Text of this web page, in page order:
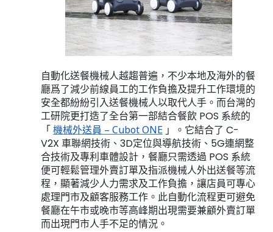
自動化送餐機械人越趨普遍，不少本地及海外的餐
廳爲了減少前線員工的工作負擔及提升工作環境的
安全都紛紛引入送餐機械人以取代人手。而台灣的
工研院更打造了全台第一部結合餐飲 POS 系統的
「機械外送員 – Cubot ONE 」。它結合了 C-
V2X 車聯網技術、3D定位與導航技術、5G連網整
合技術及專利車體設計，餐廳只需透過 POS 系統
便可輕鬆管理外賣訂單及指派機械人外出送餐等流
程，顯著減少人力需求及工作負擔，讓店員可專心
處理門市及顧客服務工作。此自動化流程更可避免
餐廳在午市或晚市等高峰期出現需要兼顧外賣訂單
而出現門市人手不足的情況。